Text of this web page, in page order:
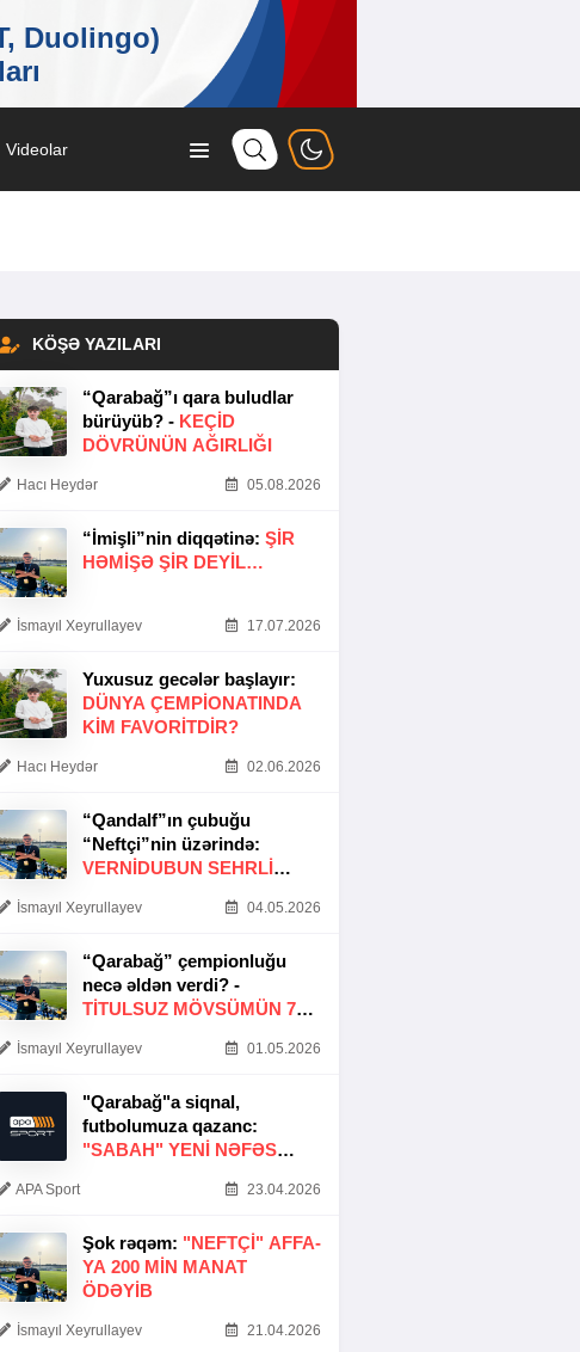
Videolar
KÖŞƏ YAZILARI
“Qarabağ”ı qara buludlar
bürüyüb? - KEÇID
DÖVRÜNÜN AĞIRLIĞI
Hacı Heydər 05.08.2026
“İmişli”nin diqqətinə: ŞIR
HƏMIŞƏ ŞIR DEYIL…
İsmayıl Xeyrullayev 17.07.2026
Yuxusuz gecələr başlayır:
DÜNYA ÇEMPIONATINDA
KIM FAVORITDIR?
Hacı Heydər 02.06.2026
“Qandalf”ın çubuğu
“Neftçi”nin üzərində:
VERNİDUBUN SEHRLİ
İsmayıl Xeyrullayev 04.05.2026
“Qarabağ” çempionluğu
necə əldən verdi? -
TITULSUZ MÖVSÜMÜN 7
İsmayıl Xeyrullayev 01.05.2026
"Qarabağ"a siqnal,
futbolumuza qazanc:
"SABAH" YENI NƏFƏS
APA Sport 23.04.2026
Şok rəqəm: "NEFTÇI" AFFA-
YA 200 MIN MANAT
ÖDƏYIB
İsmayıl Xeyrullayev 21.04.2026